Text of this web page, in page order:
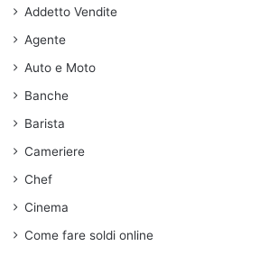
Addetto Vendite
Agente
Auto e Moto
Banche
Barista
Cameriere
Chef
Cinema
Come fare soldi online